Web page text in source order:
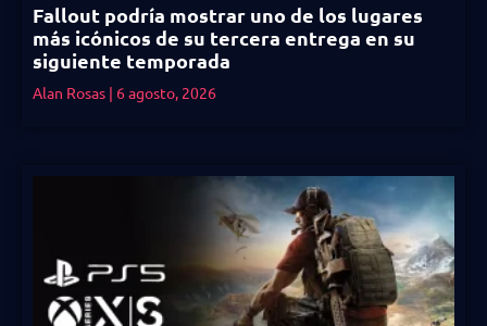
Fallout podría mostrar uno de los lugares
más icónicos de su tercera entrega en su
siguiente temporada
Alan Rosas 6 agosto, 2026